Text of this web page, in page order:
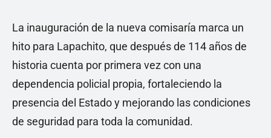
La inauguración de la nueva comisaría marca un
hito para Lapachito, que después de 114 años de
historia cuenta por primera vez con una
dependencia policial propia, fortaleciendo la
presencia del Estado y mejorando las condiciones
de seguridad para toda la comunidad.